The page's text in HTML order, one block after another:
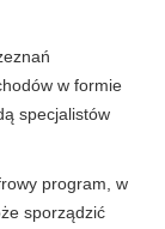
w formie
specjalistów
program, w
sporządzić